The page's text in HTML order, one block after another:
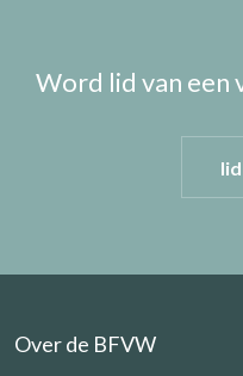
Word lid van een
Over de BFVW